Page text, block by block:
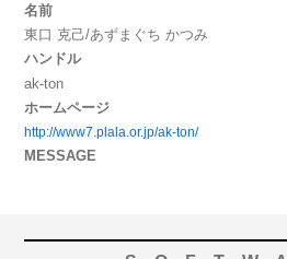
名前
東口 克己/あずまぐち かつみ
ハンドル
ak-ton
ホームページ
http://www7.plala.or.jp/ak-ton/
MESSAGE